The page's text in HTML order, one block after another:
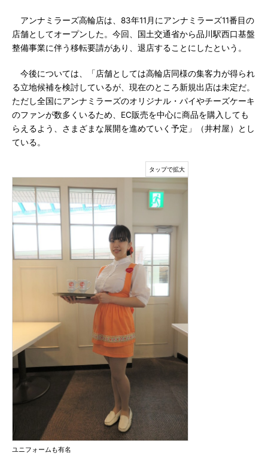
アンナミラーズ高輪店は、83年11月にアンナミラーズ11番目の
店舗としてオープンした。今回、国土交通省から品川駅西口基盤
整備事業に伴う移転要請があり、退店することにしたという。
今後については、「店舗としては高輪店同様の集客力が得られ
る立地候補を検討しているが、現在のところ新規出店は未定だ。
ただし全国にアンナミラーズのオリジナル・パイやチーズケーキ
のファンが数多くいるため、EC販売を中心に商品を購入しても
らえるよう、さまざまな展開を進めていく予定」（井村屋）とし
ている。
ユニフォームも有名